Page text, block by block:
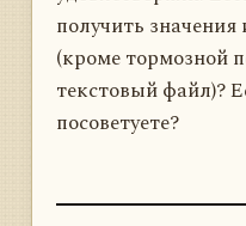
получить
(кроме тормозной
текстовый файл)?
посоветуете?